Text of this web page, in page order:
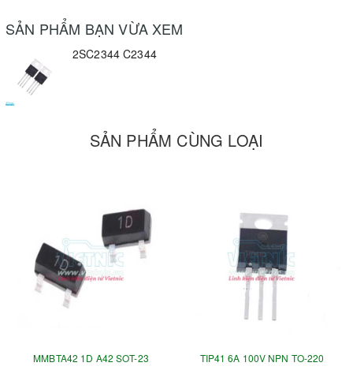
SẢN PHẨM BẠN VỪA XEM
2SC2344 C2344
SẢN PHẨM CÙNG LOẠI
MMBTA42 1D A42 SOT-23 TIP41 6A 100V NPN TO-220